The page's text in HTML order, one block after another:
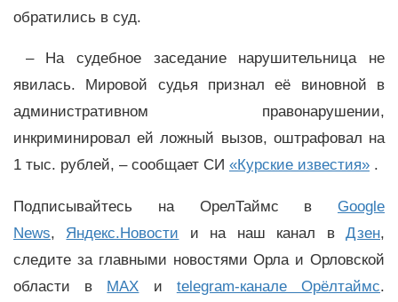
обратились в суд.
– На судебное заседание нарушительница не
явилась. Мировой судья признал её виновной в
административном правонарушении,
инкриминировал ей ложный вызов, оштрафовал на
1 тыс. рублей, – сообщает СИ «Курские известия» .
Подписывайтесь на ОрелТаймс в Google
News, Яндекс.Новости и на наш канал вДзен,
следите за главными новостями Орла и Орловской
области в MAX и telegram-канале Орёлтаймс.